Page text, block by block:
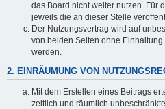
das Board nicht weiter nutzen. Für
jeweils die an dieser Stelle
Der Nutzungsvertrag wird auf
von beiden Seiten ohne
werden.
2. EINRÄUMUNG VON
Mit dem Erstellen eines Beitrags
zeitlich und räumlich